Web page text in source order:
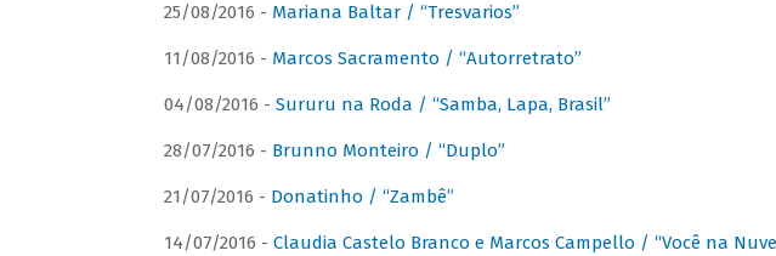
25/08/2016 - Mariana Baltar / “Tresvarios”
11/08/2016 - Marcos Sacramento / “Autorretrato”
04/08/2016 - Sururu na Roda / “Samba, Lapa, Brasil”
28/07/2016 - Brunno Monteiro / “Duplo”
21/07/2016 - Donatinho / “Zambê”
14/07/2016 - Claudia Castelo Branco e Marcos Campello / “Você na